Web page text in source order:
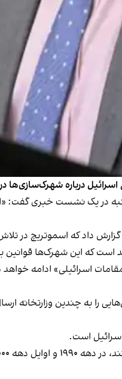
اسرائیل درباره
در یک نشست خبری گفت:
است که این شهرک‌ها قوانین
اسرائیلی» ادامه
را به چندین وزارتخانه
است.